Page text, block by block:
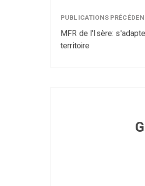
PUBLICATIONS
MFR de l'Isère:
territoire